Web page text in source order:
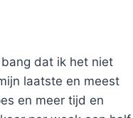
dat ik het niet
laatste en meest
en meer tijd en